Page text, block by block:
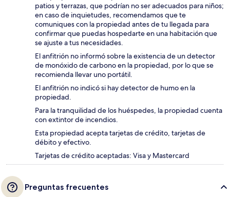
patios y terrazas, que podrían no ser adecuados para niños;
en caso de inquietudes, recomendamos que te
comuniques con la propiedad antes de tu llegada para
confirmar que puedas hospedarte en una habitación que
se ajuste a tus necesidades.
El anfitrión no informó sobre la existencia de un detector
de monóxido de carbono en la propiedad, por lo que se
recomienda llevar uno portátil.
El anfitrión no indicó si hay detector de humo en la
propiedad.
Para la tranquilidad de los huéspedes, la propiedad cuenta
con extintor de incendios.
Esta propiedad acepta tarjetas de crédito, tarjetas de
débito y efectivo.
Tarjetas de crédito aceptadas: Visa y Mastercard
Preguntas frecuentes